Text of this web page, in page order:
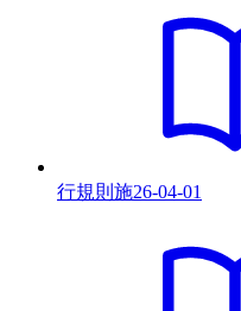
行規則 施26-04-01